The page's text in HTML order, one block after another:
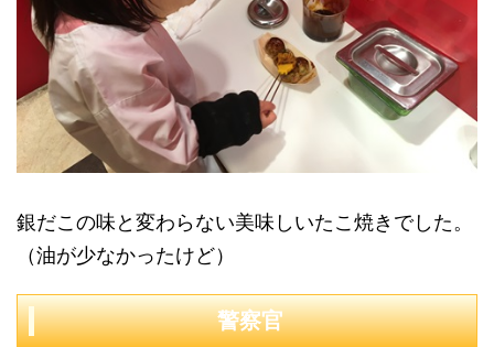
銀だこの味と変わらない美味しいたこ焼きでした。
（油が少なかったけど）
警察官